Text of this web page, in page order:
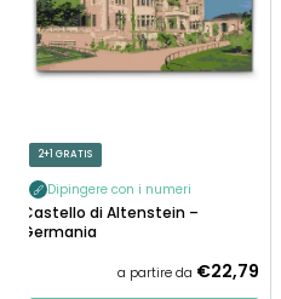
2+1 GRATIS
Dipingere con i numeri
Castello di Altenstein –
Germania
a partire da €22,79